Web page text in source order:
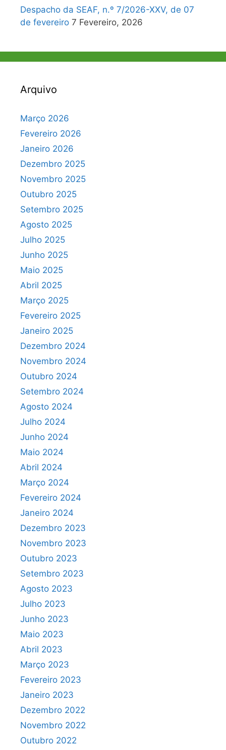
Despacho da SEAF, n.º 7/2026-XXV, de 07
de fevereiro 7 Fevereiro, 2026
Arquivo
Março 2026
Fevereiro 2026
Janeiro 2026
Dezembro 2025
Novembro 2025
Outubro 2025
Setembro 2025
Agosto 2025
Julho 2025
Junho 2025
Maio 2025
Abril 2025
Março 2025
Fevereiro 2025
Janeiro 2025
Dezembro 2024
Novembro 2024
Outubro 2024
Setembro 2024
Agosto 2024
Julho 2024
Junho 2024
Maio 2024
Abril 2024
Março 2024
Fevereiro 2024
Janeiro 2024
Dezembro 2023
Novembro 2023
Outubro 2023
Setembro 2023
Agosto 2023
Julho 2023
Junho 2023
Maio 2023
Abril 2023
Março 2023
Fevereiro 2023
Janeiro 2023
Dezembro 2022
Novembro 2022
Outubro 2022